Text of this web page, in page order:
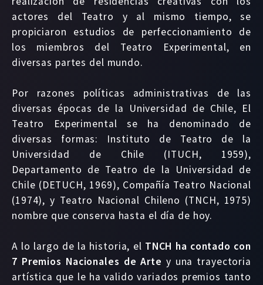
actores del Teatro y al mismo tiempo, se
propiciaron estudios de perfeccionamiento de
los miembros del Teatro Experimental, en
diversas partes del mundo.
Por razones políticas administrativas de las
diversas épocas de la Universidad de Chile, El
Teatro Experimental se ha denominado de
diversas formas: Instituto de Teatro de la
Universidad de Chile (ITUCH, 1959),
Departamento de Teatro de la Universidad de
Chile (DETUCH, 1969), Compañía Teatro Nacional
(1974), y Teatro Nacional Chileno (TNCH, 1975)
nombre que conserva hasta el día de hoy.
A lo largo de la historia, el TNCH ha contado con
7 Premios Nacionales de Arte y una trayectoria
artística que le ha valido variados premios tanto